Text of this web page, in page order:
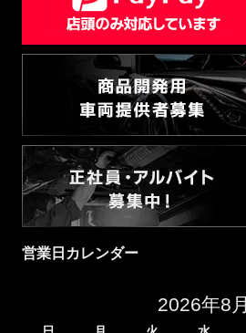
営業日カレンダー
2026年8月